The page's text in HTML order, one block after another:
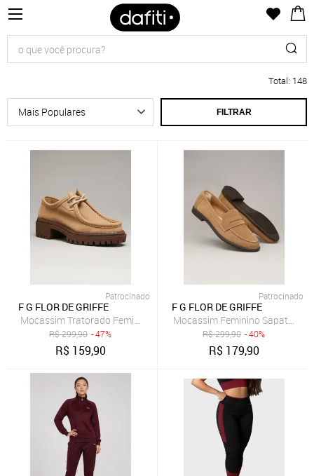
Total: 148
FILTRAR
Patrocinado
F G FLOR DE GRIFFE
Mocassim Tratorado Feminino Sapato Em Couro Legítimo Areia
R$299,90 - 47%
R$ 159,90
Patrocinado
F G FLOR DE GRIFFE
Mocassim Feminino Sapato
R$299,90 - 40%
R$ 179,90